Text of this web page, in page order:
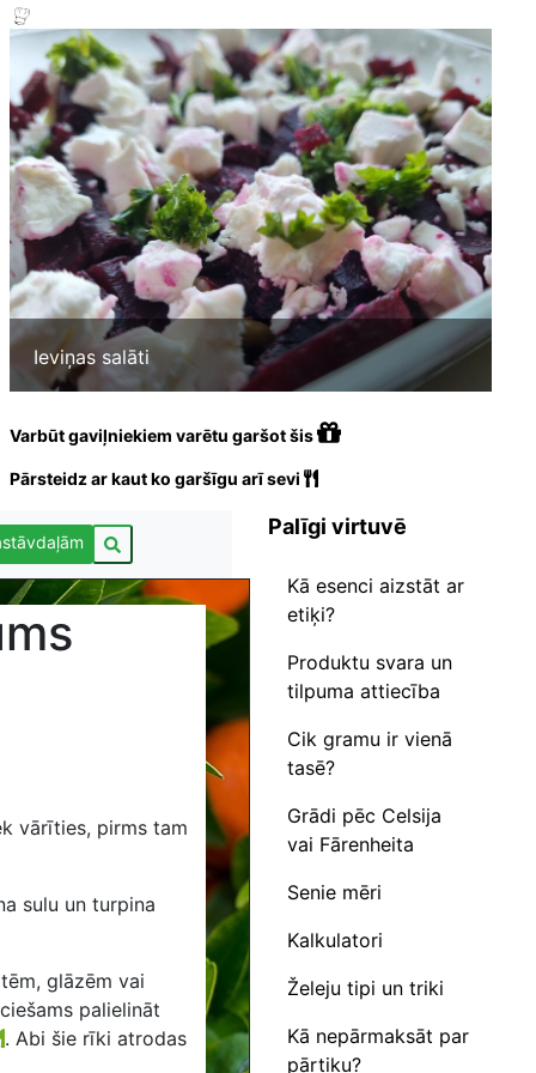
Ieviņas salāti
Varbūt gaviļniekiem varētu garšot šis
Pārsteidz ar kaut ko garšīgu arī sevi
vārīties, pirms tam
sulu un turpina
glāzēm vai
palielināt
. Abi šie rīki atrodas
Palīgi virtuvē
Kā esenci aizstāt ar
etiķi?
Produktu svara un
tilpuma attiecība
Cik gramu ir vienā
tasē?
Grādi pēc Celsija
vai Fārenheita
Senie mēri
Kalkulatori
Želeju tipi un triki
Kā nepārmaksāt par
pārtiku?